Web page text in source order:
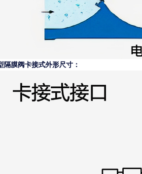
隔膜阀卡接式外形尺寸：